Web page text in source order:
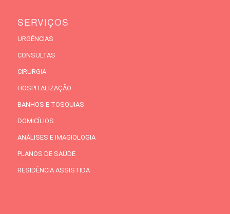
SERVIÇOS
URGÊNCIAS
CONSULTAS
CIRURGIA
HOSPITALIZAÇÃO
BANHOS E TOSQUIAS
DOMICÍLIOS
ANÁLISES E IMAGIOLOGIA
PLANOS DE SAÚDE
RESIDÊNCIA ASSISTIDA